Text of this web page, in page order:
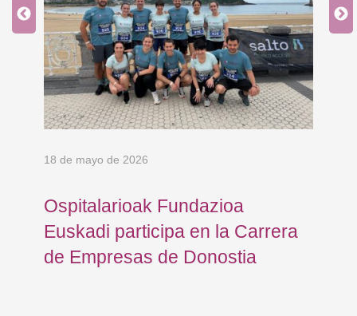
18 de mayo de 2026
Ospitalarioak Fundazioa
Euskadi participa en la Carrera
de Empresas de Donostia